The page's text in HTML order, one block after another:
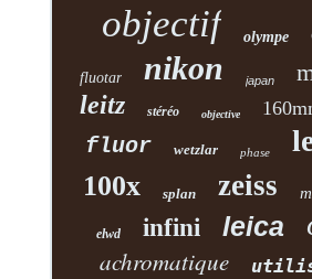
objectif olympe
fluotar nikon japan
leitz stéréo objective
fluor wetzlar phase
100x splan zeiss
elwd infini leica
achromatique